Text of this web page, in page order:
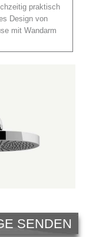
praktisch
Design von
mit Wandarm
SENDEN